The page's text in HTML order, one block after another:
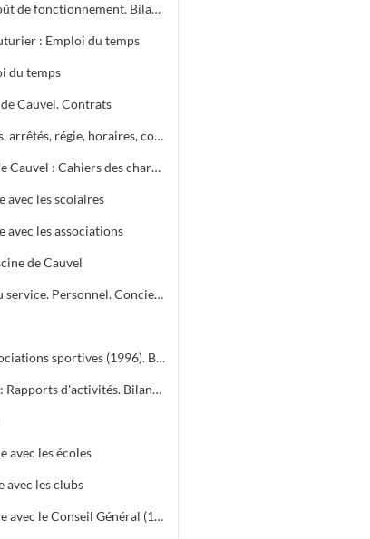
Piscine Paul Vaillant Couturier : Coût de fonctionnement. Bilan d'activité
: Emploi du temps
du temps
Cauvel. Contrats
Piscine de Cauvel : Courriers divers, arrêtés, régie, horaires, convention chèques loisirs temps libre, procès-verbal Commission de sécurité
Piscine Paul Vaillant Couturier et de Cauvel : Cahiers des charges signés par les clubs
avec les scolaires
avec les associations
de Cauvel
Service des sports : Organisation du service. Personnel. Concierges. Notes de service
Attribution de subventions aux associations sportives (1996). Bilans financiers des clubs (1995-1996)
Sports - Manifestations - Festivités : Rapports d'activités. Bilans financiers
avec les écoles
avec les clubs
Service des sports : Correspondance avec le Conseil Général (1996-1999), Conseil Régional (1996-2000), Préfecture du Gard (1995-1997), Direction Départementale jeunesse et sports (1995-2000)